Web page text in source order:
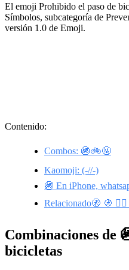
El emoji Prohibido el paso de
Símbolos, subcategoría de
versión 1.0 de Emoji.
Contenido:
Combos: 🚳🚲🤬
Kaomoji: (-//-)
🚳 En iPhone,
Relacionado🚷 🚯
Combinaciones de
bicicletas